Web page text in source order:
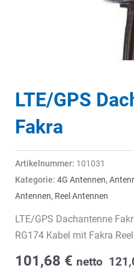
LTE/GPS
Fakra
Artikelnummer: 101031
Kategorie: 4G Antennen,
Antennen, Reel Antennen
LTE/GPS Dachantenne
RG174 Kabel mit Fakra Reel
101,68 € netto